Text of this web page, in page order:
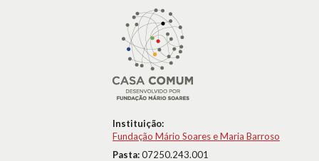
Instituição:
Fundação Mário Soares e Maria Barroso
Pasta:07250.243.001